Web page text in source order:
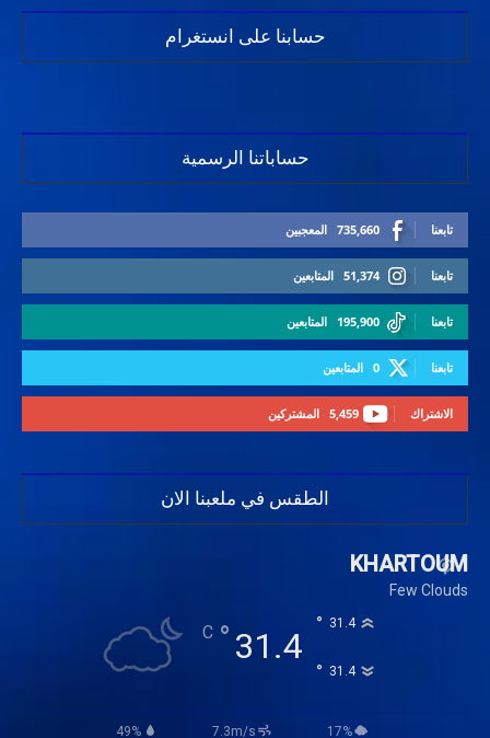
حسابنا على انستغرام
حساباتنا الرسمية
735,660 المعجبين تابعنا
51,374 المتابعين تابعنا
195,900 المتابعين تابعنا
0 المتابعين تابعنا
5,459 المشتركين الاشتراك
الطقس في ملعبنا الان
KHARTOUM
Few Clouds
31.4
°
C 31.4
°
31.4
°
49% 7.3m/s 17%